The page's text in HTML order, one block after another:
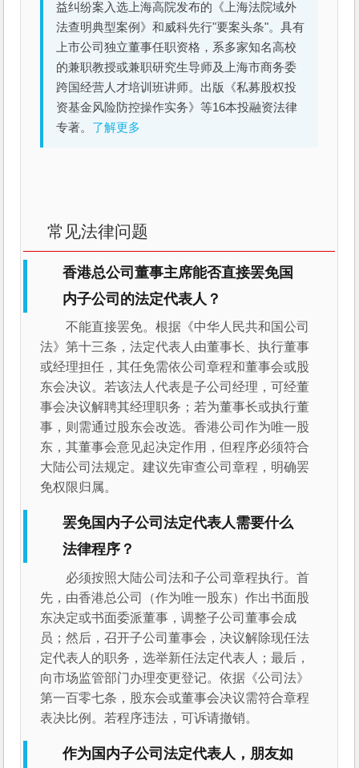
益纠纷案入选上海高院发布的《上海法院域外
法查明典型案例》和威科先行"要案头条"。具有
上市公司独立董事任职资格，系多家知名高校
的兼职教授或兼职研究生导师及上海市商务委
跨国经营人才培训班讲师。出版《私募股权投
资基金风险防控操作实务》等16本投融资法律
专著。 了解更多
常见法律问题
香港总公司董事主席能否直接罢免国
内子公司的法定代表人？
不能直接罢免。根据《中华人民共和国公司
法》第十三条，法定代表人由董事长、执行董事
或经理担任，其任免需依公司章程和董事会或股
东会决议。若该法人代表是子公司经理，可经董
事会决议解聘其经理职务；若为董事长或执行董
事，则需通过股东会改选。香港公司作为唯一股
东，其董事会意见起决定作用，但程序必须符合
大陆公司法规定。建议先审查公司章程，明确罢
免权限归属。
罢免国内子公司法定代表人需要什么
法律程序？
必须按照大陆公司法和子公司章程执行。首
先，由香港总公司（作为唯一股东）作出书面股
东决定或书面委派董事，调整子公司董事会成
员；然后，召开子公司董事会，决议解除现任法
定代表人的职务，选举新任法定代表人；最后，
向市场监管部门办理变更登记。依据《公司法》
第一百零七条，股东会或董事会决议需符合章程
表决比例。若程序违法，可诉请撤销。
作为国内子公司法定代表人，朋友如